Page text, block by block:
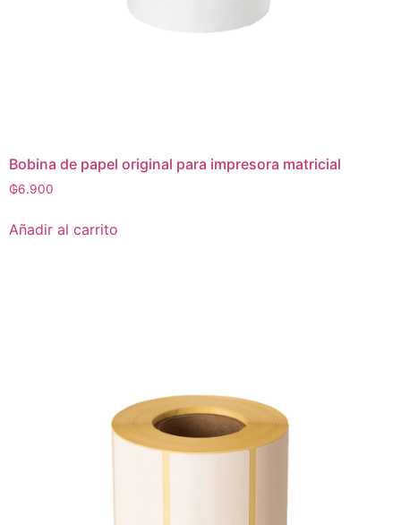
Bobina de papel original para impresora matricial
₲6.900
Añadir al carrito